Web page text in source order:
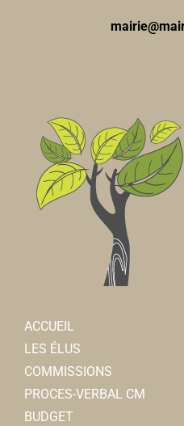
ACCUEIL
LES ÉLUS
COMMISSIONS
PROCES-VERBAL CM
BUDGET